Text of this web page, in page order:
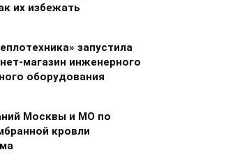
их избежать
запустила
магазин инженерного
оборудования
Москвы и МО по
кровли